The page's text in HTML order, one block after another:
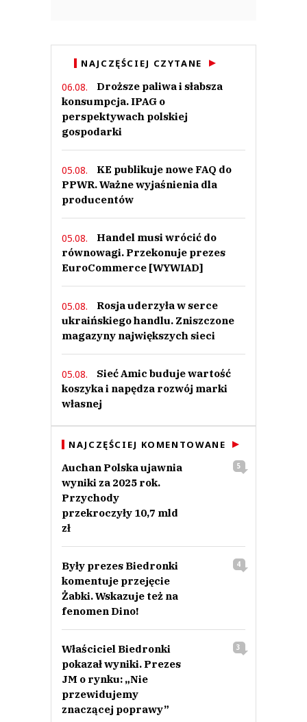
NAJCZĘŚCIEJ CZYTANE
06.08.
Droższe paliwa i słabsza
konsumpcja. IPAG o
perspektywach polskiej
gospodarki
05.08.
KE publikuje nowe FAQ do
PPWR. Ważne wyjaśnienia dla
producentów
05.08.
Handel musi wrócić do
równowagi. Przekonuje prezes
EuroCommerce [WYWIAD]
05.08.
Rosja uderzyła w serce
ukraińskiego handlu. Zniszczone
magazyny największych sieci
05.08.
Sieć Amic buduje wartość
koszyka i napędza rozwój marki
własnej
NAJCZĘŚCIEJ KOMENTOWANE
Auchan Polska ujawnia
wyniki za 2025 rok.
Przychody
przekroczyły 10,7 mld
zł
5
Były prezes Biedronki
komentuje przejęcie
Żabki. Wskazuje też na
fenomen Dino!
4
Właściciel Biedronki
pokazał wyniki. Prezes
JM o rynku: „Nie
przewidujemy
znaczącej poprawy”
3